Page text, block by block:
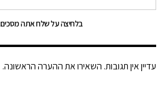
בלחיצה על שלח אתה מסכים
עדיין אין תגובות. השאירו את ההערה הראשונה.